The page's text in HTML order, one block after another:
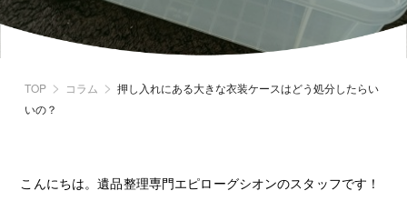
TOP コラム
押し入れにある大きな衣装ケースはどう処分したらい
いの？
こんにちは。遺品整理専門エピローグシオンのスタッフです！